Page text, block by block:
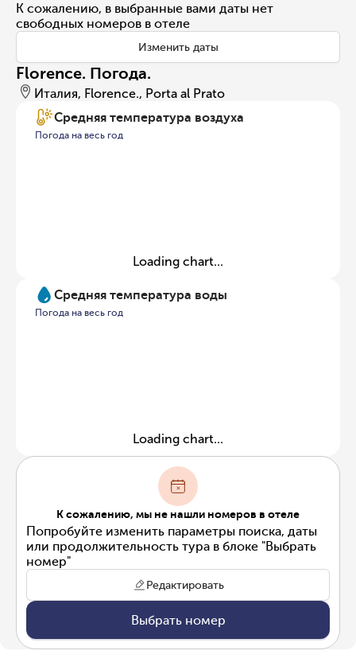
К сожалению, в выбранные вами даты нет
свободных номеров в отеле
Изменить даты
Florence. Погода.
Италия, Florence., Porta al Prato
Средняя температура воздуха
Погода на весь год
Loading chart...
Средняя температура воды
Погода на весь год
Loading chart...
К сожалению, мы не нашли номеров в отеле
Попробуйте изменить параметры поиска, даты
или продолжительность тура в блоке "Выбрать
номер"
Редактировать
Выбрать номер